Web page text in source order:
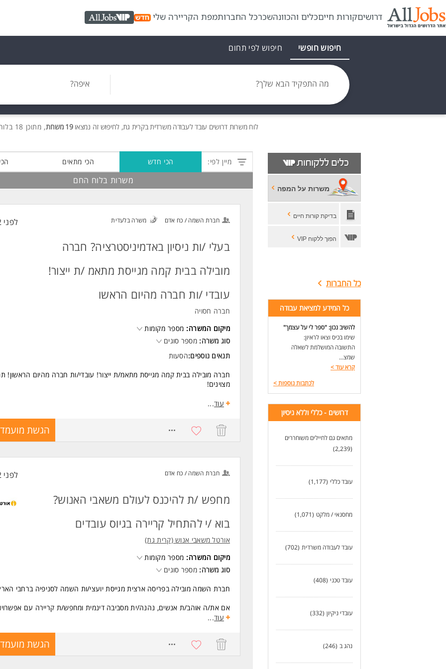
דרושיםקורות חייםכלים והכוונהשכרכל החברותמפת הקריירה שלי AllJobs VIP
חיפוש חופשי חיפוש לפי תחום
מה התפקיד הבא שלך? איפה?
לוח משרות דרושים עובד לעבודה משרדית בקרית גת, לחיפוש זה נמצאו19 משרות , מתוכן 18 בלוח החם חינם!
משרות על המפה
בדיקת קורות חיים
הפוך ללקוח VIP
כל החברות
כל המידע למציאת עבודה
להשיב נכון: "ספר לי על עצמך"
שימו בכיס וצאו לראיון:
התשובה המושלמת לשאלה
שמצ...
קרא עוד>
לכתבות נוספות>
דרושים - כללי וללא ניסיון
מתאים גם לחיילים משוחררים
(2,239)
עובד כללי (1,177)
מחסנאי / מלקט (1,071)
עובד לעבודה משרדית (702)
עובד טכני (408)
עובדי ניקיון (332)
נהג ב (246)
מיין לפי: הכי חדש הכי מתאים
משרות בלוח החם
חברת השמה / כח אדם משרה בלעדית לפני 2 שעות
בעלי /ות ניסיון באדמיניסטרציה? חברה
מובילה בבית קמה מגייסת מתאמ /ת ייצור!
עובדי /ות חברה מהיום הראשו
חברה חסויה
מיקום המשרה: מספר מקומות
סוג משרה: מספר סוגים
תנאים נוספים:הסעות
חברה מובילה בבית קמה מגייסת מתאמ/ת ייצור! עובדי/ות חברה מהיום הראשון!
מצוינים!
מה בתפקיד?
הדרכת עובדים על נהלי תיעוד במערכות המחשב
שיפור וייעול תהליכי עבודה ממוחשבים
מה תקבלו אצלנו?
עובדי/ות חברה מהיום הראשון
שכר מתגמל
אירועי רווחה וגיבוש
מתנות בחגים וימי הולדת
כניסה לחברה מובילה ויציבה
דרישות:
אנגלית ברמה טובה - חובה המשרה מיועדת לנשים ולגברים כאחד.
עוד...
הגשת
חברת השמה / כח אדם לפני 2 שעות
מחפש /ת להיכנס לעולם משאבי האנוש?
בוא /י להתחיל קריירה בגיוס עובדים
אורטל משאבי אנוש (קרית גת)
מיקום המשרה: מספר מקומות
סוג משרה: מספר סוגים
חברת השמה מובילה בפריסה ארצית מגייסת יועצי/ות השמה לסניפיה ברחבי
אם את/ה אוהב/ת אנשים, נהנה/ית מסביבה דינמית ומחפש/ת קריירה עם
והכנסה מתגמלת - מקומך איתנו!
איתור וגיוס מועמדים למגוון משרות.
ביצוע ראיונות טלפוניים והיכרות מעמיקה עם מועמדים.
עוד...
הגשת